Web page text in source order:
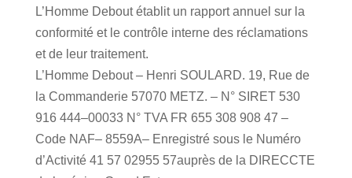
L’Homme Debout établit un rapport annuel sur la
conformité et le contrôle interne des réclamations
et de leur traitement.
L’Homme Debout – Henri SOULARD. 19, Rue de
la Commanderie57070 METZ. – N° SIRET 530
916 444–00033 N° TVA FR 655 308 908 47 –
Code NAF– 8559A– Enregistré sous le Numéro
d’Activité 41 57 02955 57auprès de la DIRECCTE